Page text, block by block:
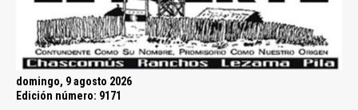
domingo, 9 agosto 2026
Edición número: 9171